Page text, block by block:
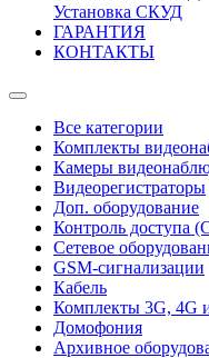
Установка СКУД
ГАРАНТИЯ
КОНТАКТЫ
Все категории
Комплекты
Камеры
Видеорегистраторы
Доп. оборудование
Контроль доступа
Сетевое
GSM-сигнализации
Кабель
Комплекты 3G, 4G
Домофония
Архивное